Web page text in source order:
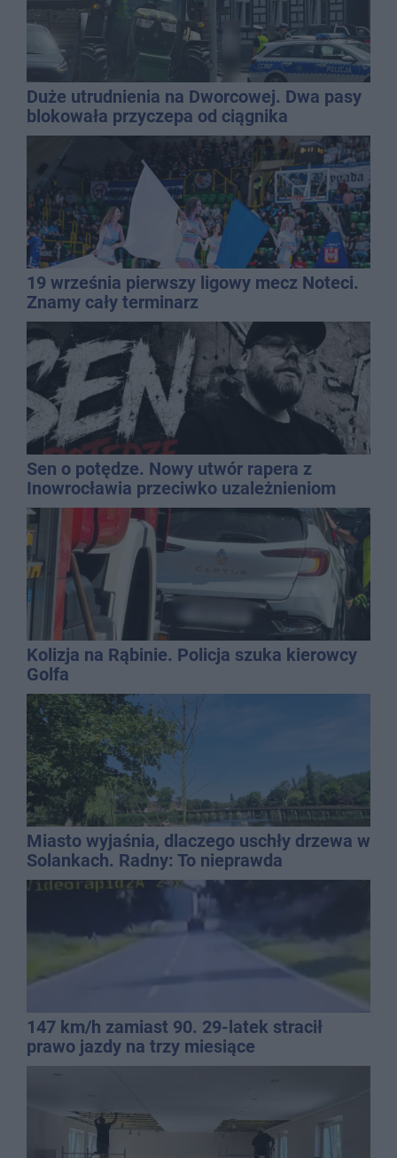
Duże utrudnienia na Dworcowej. Dwa pasy
blokowała przyczepa od ciągnika
19 września pierwszy ligowy mecz Noteci.
Znamy cały terminarz
Sen o potędze. Nowy utwór rapera z
Inowrocławia przeciwko uzależnieniom
Kolizja na Rąbinie. Policja szuka kierowcy
Golfa
Miasto wyjaśnia, dlaczego uschły drzewa w
Solankach. Radny: To nieprawda
147 km/h zamiast 90. 29-latek stracił
prawo jazdy na trzy miesiące